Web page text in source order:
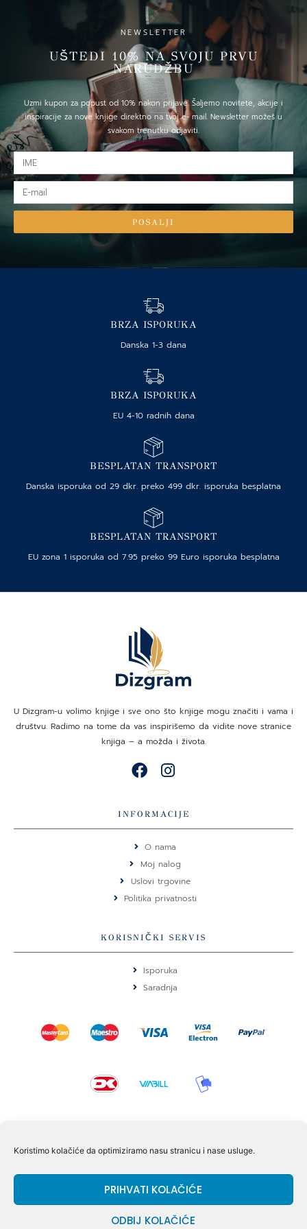
Koristimo kolačiće da optimiziramo nasu stranicu i nase usluge.
PRIHVATI KOLAČIĆE
ODBIJ KOLAČIĆE
NEWSLETTER
UŠTEDI 10% NA SVOJU PRVU
NARUDŽBU
Uzmi kupon za popust od 10% nakon prijave. Šaljemo novitete, akcije i
inspiracije za nove knjige direktno na tvoj e- mail. Newsletter možeš u
svakom trenutku odjaviti.
IME
mail
POSALJI
BRZA ISPORUKA
Danska 1-3 dana
BRZA ISPORUKA
EU 4-10 radnih dana
BESPLATAN TRANSPORT
Danska isporuka od 29 dkr. preko 499 dkr. isporuka besplatna
BESPLATAN TRANSPORT
EU zona 1 isporuka od 7.95 preko 99 Euro isporuka besplatna
U Dizgram-u volimo knjige i sve ono što knjige mogu značiti i vama i
društvu. Radimo na tome da vas inspirišemo da vidite nove stranice
knjiga – a možda i života.
F
e
b
o
o
k
I
t
a
g
r
a
m
INFORMACIJE
O nama
Moj nalog
Uslovi trgovine
Politika privatnosti
KORISNIČKI SERVIS
Isporuka
Saradnja
Volmersvej 11 6000 Kolding Danska
+45 60609846